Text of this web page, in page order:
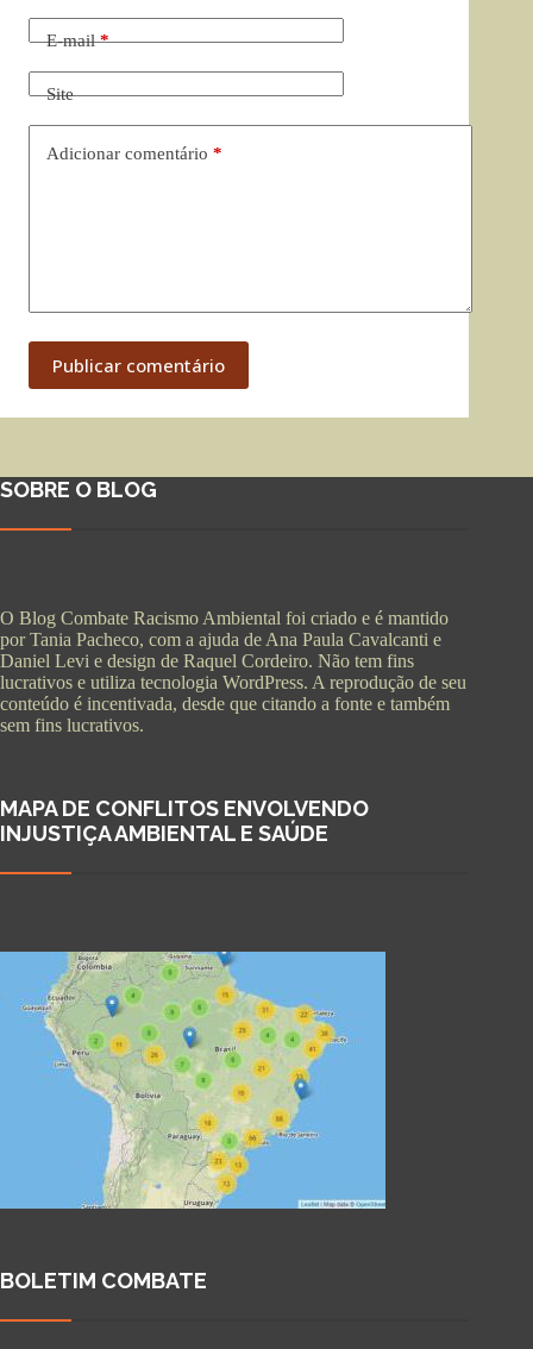
E-mail*
Site
Adicionar comentário *
Publicar comentário
SOBRE O BLOG
O Blog Combate Racismo Ambiental foi criado e é mantido
por Tania Pacheco, com a ajuda de Ana Paula Cavalcanti e
Daniel Levi e design de Raquel Cordeiro. Não tem fins
lucrativos e utiliza tecnologia WordPress. A reprodução de seu
conteúdo é incentivada, desde que citando a fonte e também
sem fins lucrativos.
MAPA DE CONFLITOS ENVOLVENDO
INJUSTIÇA AMBIENTAL E SAÚDE
BOLETIM COMBATE